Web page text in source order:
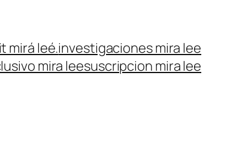
mirá leé.investigaciones mira lee
mira leesuscripcion mira lee